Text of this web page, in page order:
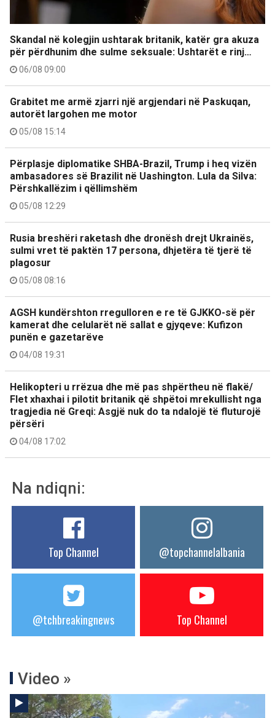
Skandal në kolegjin ushtarak britanik, katër gra akuza
për përdhunim dhe sulme seksuale: Ushtarët e rinj…
06/08 09:00
Grabitet me armë zjarri një argjendari në Paskuqan,
autorët largohen me motor
05/08 15:14
Përplasje diplomatike SHBA-Brazil, Trump i heq vizën
ambasadores së Brazilit në Uashington. Lula da Silva:
Përshkallëzim i qëllimshëm
05/08 12:29
Rusia breshëri raketash dhe dronësh drejt Ukrainës,
sulmi vret të paktën 17 persona, dhjetëra të tjerë të
plagosur
05/08 08:16
AGSH kundërshton rregulloren e re të GJKKO-së për
kamerat dhe celularët në sallat e gjyqeve: Kufizon
punën e gazetarëve
04/08 19:31
Helikopteri u rrëzua dhe më pas shpërtheu në flakë/
Flet xhaxhai i pilotit britanik që shpëtoi mrekullisht nga
tragjedia në Greqi: Asgjë nuk do ta ndalojë të fluturojë
përsëri
04/08 17:02
Na ndiqni:
Top Channel @topchannelalbania
@tchbreakingnews Top Channel
Video »